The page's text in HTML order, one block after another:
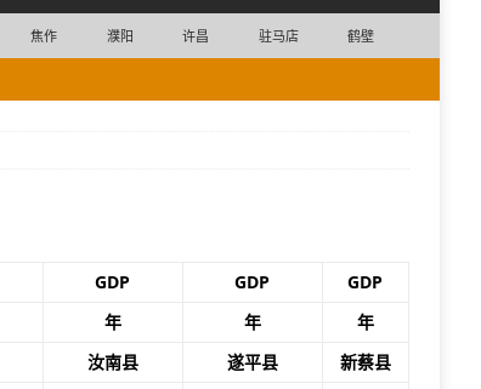
焦作 濮阳 许昌 驻马店 鹤壁
GDP GDP
GDP
年 年
年
汝南县 遂平县
新蔡县